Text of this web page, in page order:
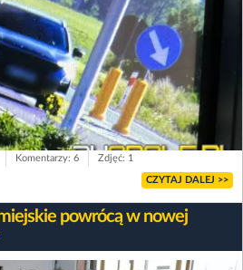
Komentarzy: 6 Zdjęć: 1
CZYTAJ DALEJ >>
powrócą w nowej